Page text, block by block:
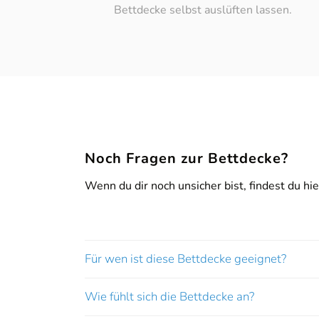
Bettdecke selbst auslüften lassen.
Noch Fragen zur Bettdecke?
Wenn du dir noch unsicher bist, findest du
Für wen ist diese Bettdecke geeignet?
Wie fühlt sich die Bettdecke an?
'